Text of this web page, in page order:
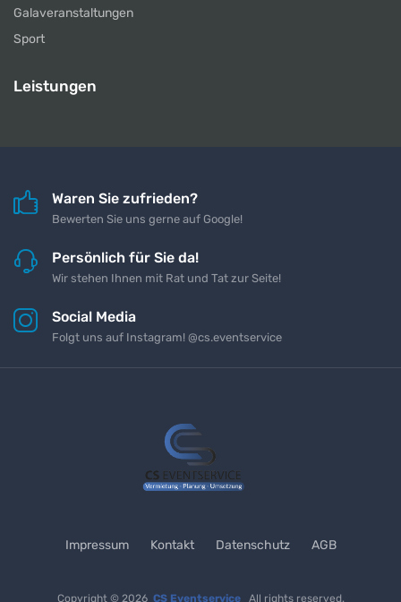
Galaveranstaltungen
Sport
Leistungen
Waren Sie zufrieden?
Bewerten Sie uns gerne auf Google!
Persönlich für Sie da!
Wir stehen Ihnen mit Rat und Tat zur Seite!
Social Media
Folgt uns auf Instagram! @cs.eventservice
Impressum Kontakt Datenschutz AGB
Copyright © 2026 CS Eventservice All rights reserved.